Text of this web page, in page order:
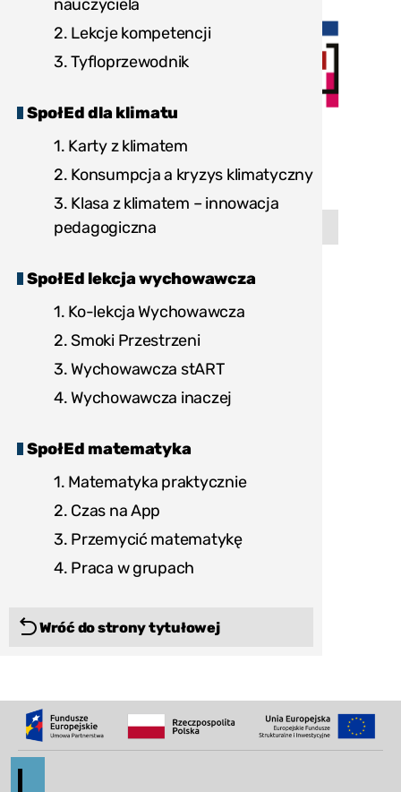
nauczyciela
2. Lekcje kompetencji
3. Tyfloprzewodnik
SpołEd dla klimatu
1. Karty z klimatem
2. Konsumpcja a kryzys klimatyczny
3. Klasa z klimatem – innowacja
pedagogiczna
SpołEd lekcja wychowawcza
1. Ko-lekcja Wychowawcza
2. Smoki Przestrzeni
3. Wychowawcza stART
4. Wychowawcza inaczej
SpołEd matematyka
1. Matematyka praktycznie
2. Czas na App
3. Przemycić matematykę
4. Praca w grupach
Wróć do strony tytułowej